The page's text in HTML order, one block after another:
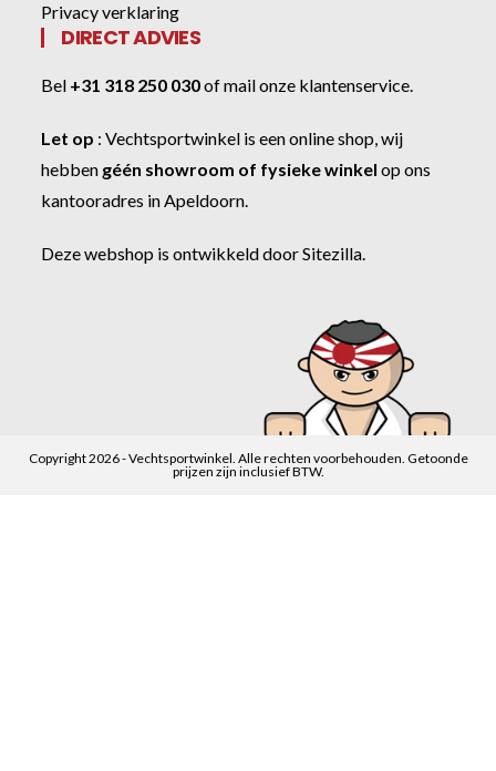
Privacy verklaring
DIRECT ADVIES
Bel +31 318 250 030ofmail onze klantenservice.
Let op :Vechtsportwinkel is een online shop, wij
hebben géén showroom of fysieke winkel op ons
kantooradres in Apeldoorn.
Deze webshop is ontwikkeld doorSitezilla.
Copyright 2026 - Vechtsportwinkel. Alle rechten voorbehouden. Getoonde
prijzen zijn inclusief BTW.